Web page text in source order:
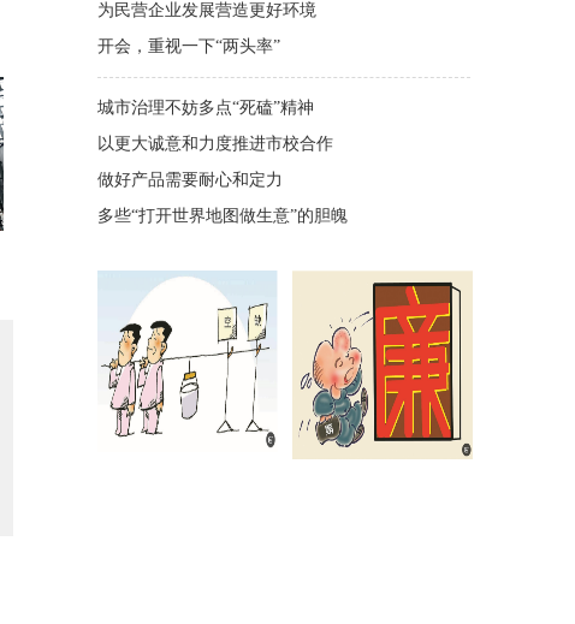
为民营企业发展营造更好环境
开会，重视一下“两头率”
城市治理不妨多点“死磕”精神
以更大诚意和力度推进市校合作
做好产品需要耐心和定力
多些“打开世界地图做生意”的胆魄